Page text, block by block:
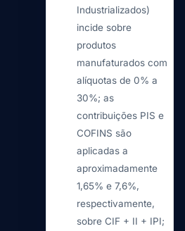
Industrializados)
incide sobre
produtos
manufaturados com
alíquotas de 0% a
30%; as
contribuições PIS e
COFINS são
aplicadas a
aproximadamente
1,65% e 7,6%,
respectivamente,
sobre CIF + II + IPI;